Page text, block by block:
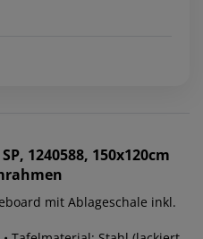
1240588, 150x120cm
mit Ablageschale inkl.